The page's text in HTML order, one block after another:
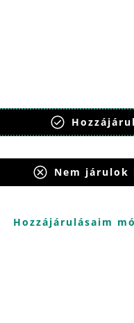
Nem járulok
Hozzájárulásaim